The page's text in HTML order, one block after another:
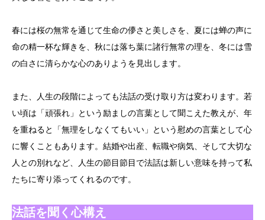
春には桜の無常を通じて生命の儚さと美しさを、夏には蝉の声に
命の精一杯な輝きを、秋には落ち葉に諸行無常の理を、冬には雪
の白さに清らかな心のありようを見出します。
また、人生の段階によっても法話の受け取り方は変わります。若
い頃は「頑張れ」という励ましの言葉として聞こえた教えが、年
を重ねると「無理をしなくてもいい」という慰めの言葉として心
に響くこともあります。結婚や出産、転職や病気、そして大切な
人との別れなど、人生の節目節目で法話は新しい意味を持って私
たちに寄り添ってくれるのです。
法話を聞く心構え